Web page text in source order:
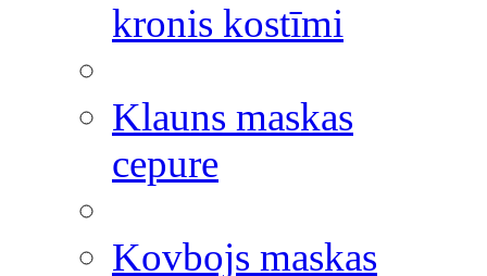
kronis kostīmi
Klauns maskas
cepure
Kovbojs maskas